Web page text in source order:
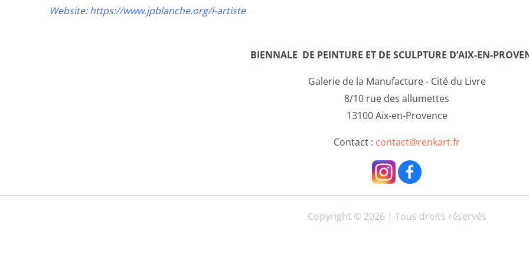
Website: https://www.jpblanche.org/l-artiste
BIENNALE DE PEINTURE ET DE SCULPTURE D’AIX-EN-
Galerie de la Manufacture - Cité du Livre
8/10 rue des allumettes
13100 Aix-en-Provence
Contact : contact@renkart.fr
Copyright © 2026 | Tous droits réservés